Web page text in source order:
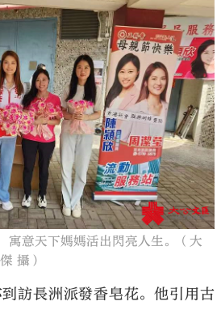
寓意天下媽媽活出閃亮人生。（大
攝）
訪長洲派發香皂花。他引用古